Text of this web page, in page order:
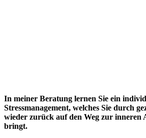
In meiner Beratung lernen Sie ein
Stressmanagement, welches Sie durch
wieder zurück auf den Weg zur inneren
bringt.